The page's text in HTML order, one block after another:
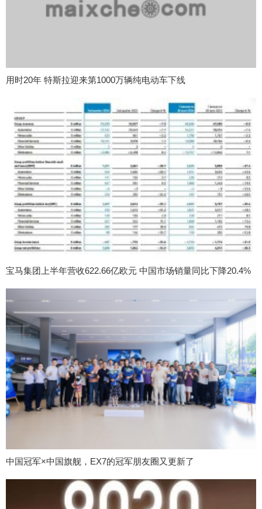
用时20年 特斯拉迎来第1000万辆纯电动车下线
宝马集团上半年营收622.66亿欧元 中国市场销量同比下降20.4%
中国冠军×中国旗舰，EX7的冠军朋友圈又更新了